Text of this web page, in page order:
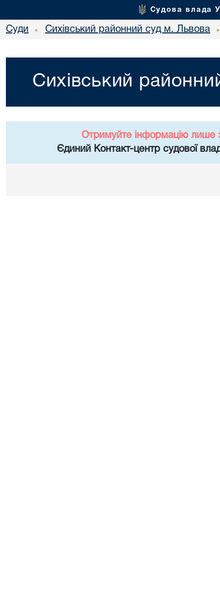
Судова влада
Суди • Сихівський районний суд м. Львова
Сихівський
Отримуйте інформацію лише
Єдиний Контакт-центр судової